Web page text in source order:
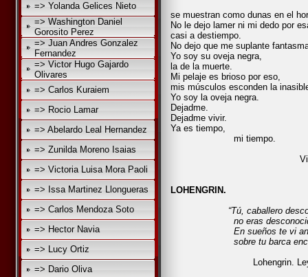
=> Yolanda Gelices Nieto
=> Washington Daniel
Gorosito Perez
=> Juan Andres Gonzalez
Fernandez
=> Victor Hugo Gajardo
Olivares
=> Carlos Kuraiem
=> Rocio Lamar
=> Abelardo Leal Hernandez
=> Zunilda Moreno Isaias
=> Victoria Luisa Mora Paoli
=> Issa Martinez Llongueras
=> Carlos Mendoza Soto
=> Hector Navia
=> Lucy Ortiz
=> Dario Oliva
se muestran como dunas en el
No le dejo lamer ni mi dedo por
casi a destiempo.
No dejo que me suplante
Yo soy su oveja negra,
la de la muerte.
Mi pelaje es brioso por eso,
mis músculos esconden la
Yo soy la oveja negra.
Dejadme.
Dejadme vivir.
Ya es tiempo,
mi tiempo.
Viernes 30,
LOHENGRIN.
“Tú, caballero
no eras desconocido
En sueños te vi
sobre tu barca
Lohengrin. Leyenda